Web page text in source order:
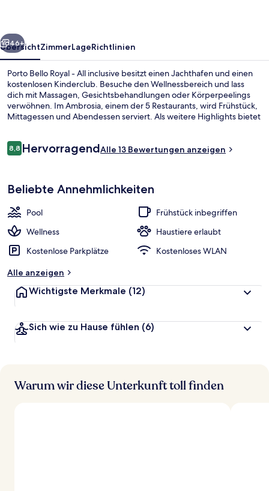
Weiter
46+
ÜbersichtZimmerLageRichtlinien
Porto Bello Royal - All inclusive besitzt einen Jachthafen und einen
kostenlosen Kinderclub. Besuche den Wellnessbereich und lass
dich mit Massagen, Gesichtsbehandlungen oder Körperpeelings
verwöhnen. Im Ambrosia, einem der 5 Restaurants, wird Frühstück,
Mittagessen und Abendessen serviert. Als weitere Highlights bietet
Bewertungen
8,88,8 von 10.
HervorragendAlle 13 Bewertungen anzeigen
Beliebte Annehmlichkeiten
Pool
Frühstück inbegriffen
Wellness
Haustiere erlaubt
Kostenlose Parkplätze
Kostenloses WLAN
Alle anzeigen
Wichtigste Merkmale (12)
Sich wie zu Hause fühlen (6)
Warum wir diese Unterkunft toll finden